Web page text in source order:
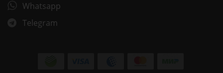
Whatsapp
Telegram